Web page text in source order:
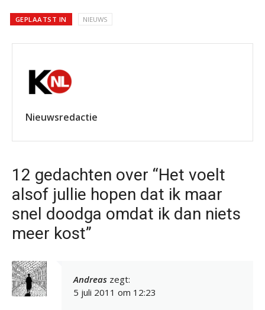
GEPLAATST IN NIEUWS
Nieuwsredactie
12 gedachten over “Het voelt
alsof jullie hopen dat ik maar
snel doodga omdat ik dan niets
meer kost”
Andreas zegt:
5 juli 2011 om 12:23